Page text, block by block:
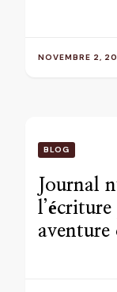
NOVEMBRE 2,
BLOG
Journal
aventure